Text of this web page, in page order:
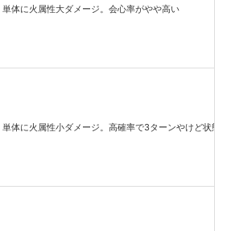
単体に火属性大ダメージ。会心率がやや高い
単体に火属性小ダメージ。高確率で3ターンやけど状態